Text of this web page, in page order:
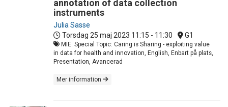
annotation of data collection
instruments
Julia Sasse
Torsdag 25 maj 2023 11:15 - 11:30 G1
MIE: Special Topic: Caring is Sharing - exploiting value
in data for health and innovation, English, Enbart på plats,
Presentation, Avancerad
Mer information